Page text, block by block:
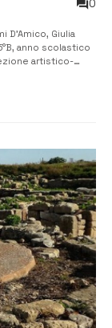
0
D’Amico, Giulia
anno scolastico
artistico-
bene comune da